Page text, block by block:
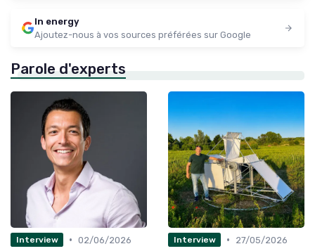
In energy
Ajoutez-nous à vos sources préférées sur Google
Parole d'experts
Interview • 02/06/2026
Interview •
27/05/2026